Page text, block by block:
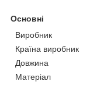
Основні
Виробник
Країна виробник
Довжина
Матеріал